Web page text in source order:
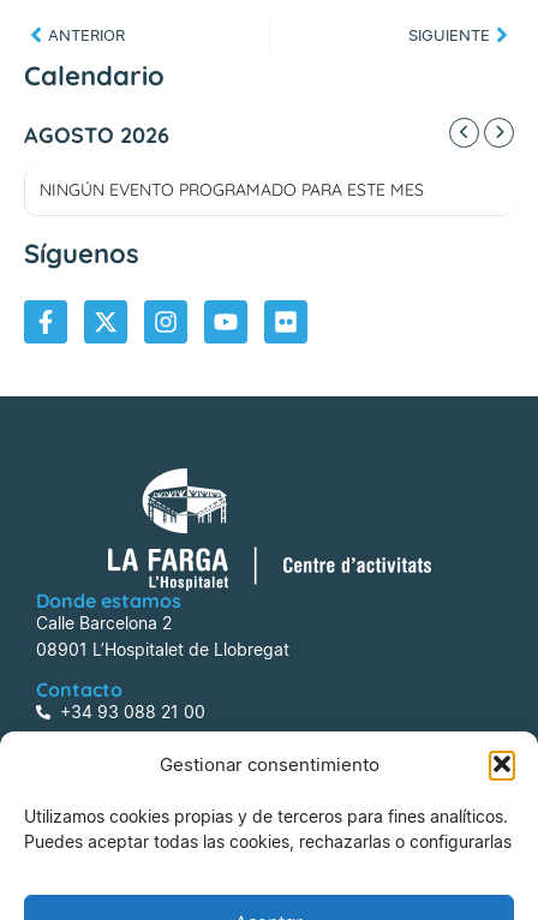
Gestionar consentimiento
Utilizamos cookies propias y de terceros para fines analíticos.
Puedes aceptar todas las cookies, rechazarlas o configurarlas
ANTERIOR SIGUIENTE
Calendario
AGOSTO 2026
NINGÚN EVENTO PROGRAMADO PARA ESTE MES
Síguenos
Donde estamos
Calle Barcelona 2
08901 L’Hospitalet de Llobregat
Contacto
+34 93 088 21 00
centreactivitats@lafarga.com
Información
Aviso legal